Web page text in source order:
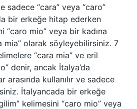
sadece “cara” veya “caro”
bir erkeğe hitap ederken
“caro mio” veya bir kadına
mia” olarak söyleyebilirsiniz. 7
“cara mia” ve eril
denir, ancak İtalya’da
arasında kullanılır ve sadece
İtalyancada bir erkeğe
kelimesini “caro mio” veya